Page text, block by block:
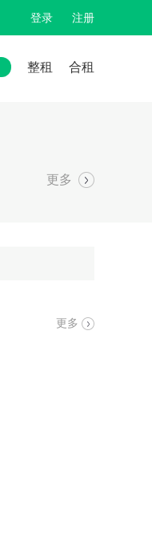
登录 注册
整租 合租
更多
更多